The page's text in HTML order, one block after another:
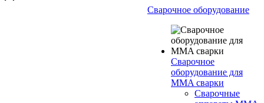
Сварочное оборудование
Сварочное
оборудование для
MMA сварки
Сварочные